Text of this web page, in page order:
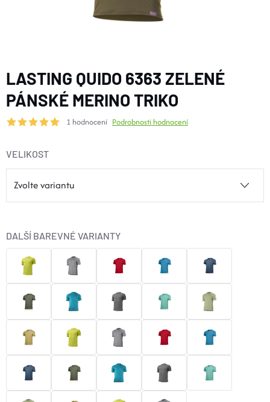
BOTY A PONOŽKY
VYBAVENÍ
CYKLISTIKA
Doprava a platba
Reklamace
Výměna a vrácení
Stav objednávky
O nás
Moje objednávka
LASTING QUIDO 6363 ZELENÉ
PÁNSKÉ MERINO TRIKO
1 hodnocení Podrobnosti hodnocení
VELIKOST
DALŠÍ BAREVNÉ VARIANTY